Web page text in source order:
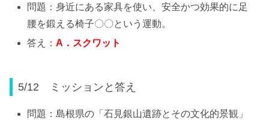
問題：身近にある家具を使い、安全かつ効果的に足
腰を鍛える椅子〇〇という運動。
答え：A ．スクワット
5/12 ミッションと答え
問題：島根県の「石見銀山遺跡とその文化的景観」